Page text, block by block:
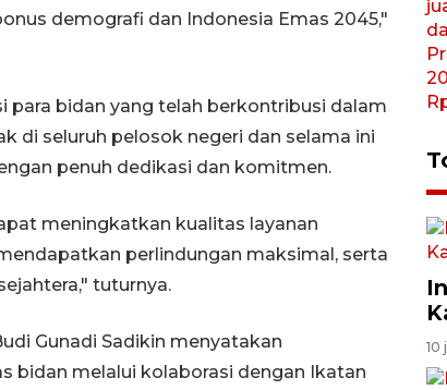
demografi dan Indonesia Emas 2045,"
para bidan yang telah berkontribusi dalam
di seluruh pelosok negeri dan selama ini
penuh dedikasi dan komitmen.
meningkatkan kualitas layanan
perlindungan maksimal, serta
tuturnya.
Gunadi Sadikin menyatakan
bidan melalui kolaborasi dengan Ikatan
10